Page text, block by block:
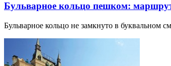
Бульварное кольцо пешком: маршрут
Бульварное кольцо не замкнуто в